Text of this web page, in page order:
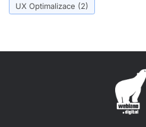
UX Optimalizace (2)